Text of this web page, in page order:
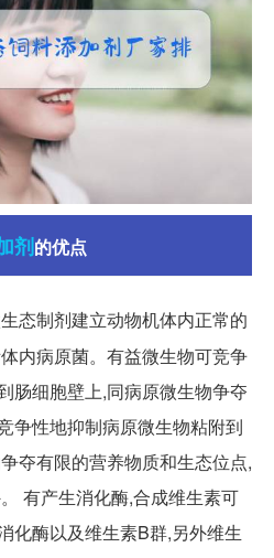
剂的优点
态制剂建立动物机体内正常的
内病原菌。有益微生物可竞争
肠细胞壁上,同病原微生物争夺
争性地抑制病原微生物粘附到
夺有限的营养物质和生态位点,
有产生消化酶,合成维生素可
化酶以及维生素B群,另外维生